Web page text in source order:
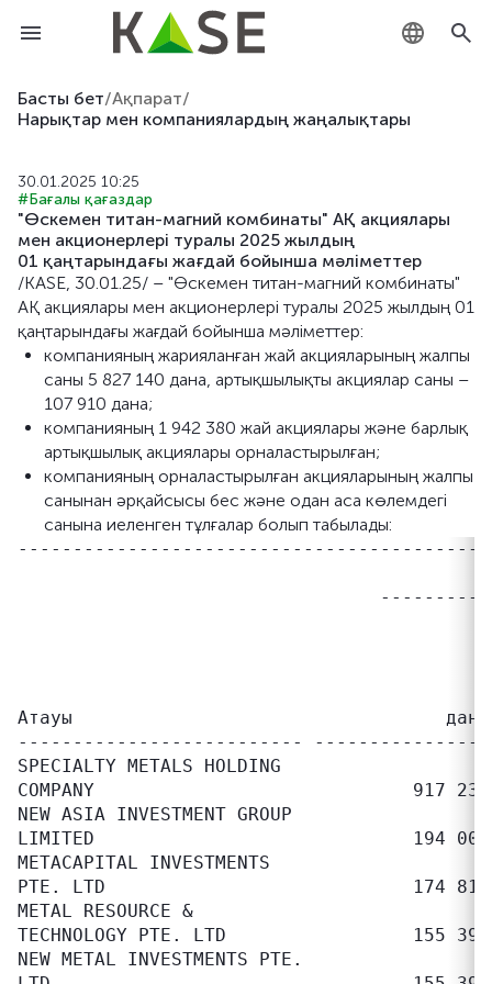
Басты бет/Ақпарат/
Нарықтар мен компаниялардың жаңалықтары
30.01.2025 10:25
#Бағалы қағаздар
"Өскемен титан-магний комбинаты" АҚ акциялары
мен акционерлері туралы 2025 жылдың
01 қаңтарындағы жағдай бойынша мәліметтер
/KASE, 30.01.25/ – "Өскемен титан-магний комбинаты"
АҚ акциялары мен акционерлері туралы 2025 жылдың 01
қаңтарындағы жағдай бойынша мәліметтер:
компанияның жарияланған жай акцияларының жалпы
саны 5 827 140 дана, артықшылықты акциялар саны –
107 910 дана;
компанияның 1 942 380 жай акциялары және барлық
артықшылық акциялары орналастырылған;
компанияның орналастырылған акцияларының жалпы
санынан әрқайсысы бес және одан аса көлемдегі
санына иеленген тұлғалар болып табылады:
Атауы                                  дана
--------------------------
SPECIALTY METALS HOLDING
COMPANY                             917
NEW ASIA INVESTMENT GROUP
LIMITED                             194
METACAPITAL INVESTMENTS
PTE. LTD                            174
METAL RESOURCE &
TECHNOLOGY PTE. LTD
NEW METAL INVESTMENTS PTE.